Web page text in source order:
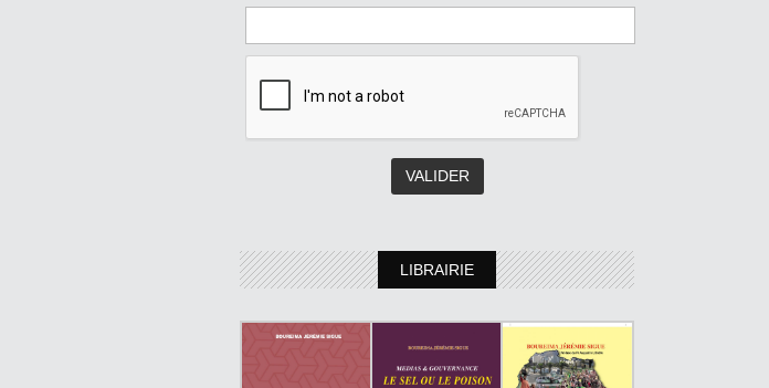
LIBRAIRIE